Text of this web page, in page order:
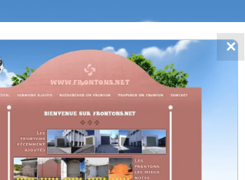
FRONTONS.NET
RECHERCHER UN FRONTON PROPOSER
✕